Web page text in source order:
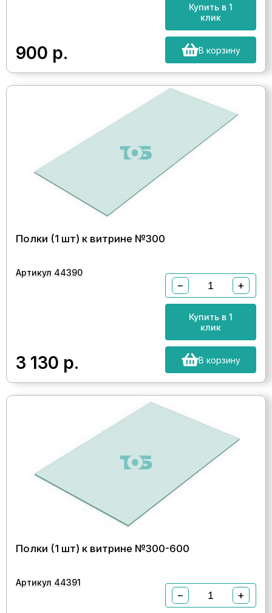
900 р.
Купить в 1
клик
В корзину
Полки (1 шт) к витрине №300
Артикул 44390
3 130 р.
− +
Купить в 1
клик
В корзину
Полки (1 шт) к витрине №300-600
Артикул 44391
− +